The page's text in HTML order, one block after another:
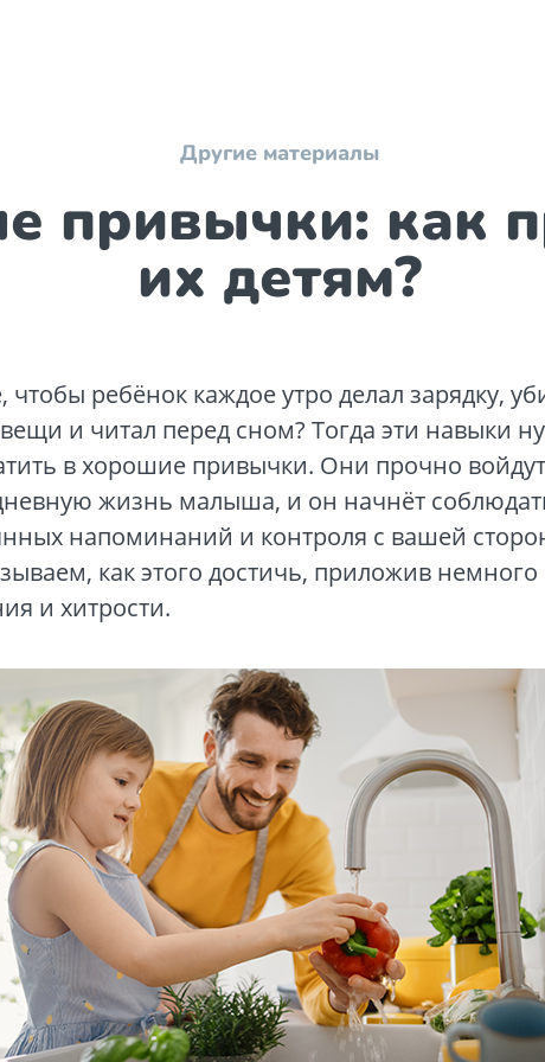
Другие материалы
привычки: как
их детям?
чтобы ребёнок каждое утро делал зарядку,
и читал перед сном? Тогда эти навыки
в хорошие привычки. Они прочно
жизнь малыша, и он начнёт
напоминаний и контроля с вашей
как этого достичь, приложив немного
и хитрости.